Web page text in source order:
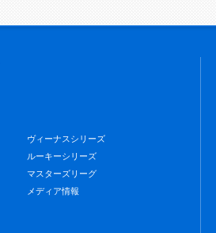
ヴィーナスシリーズ
ルーキーシリーズ
マスターズリーグ
メディア情報